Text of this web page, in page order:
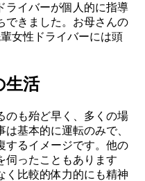
ライバーが個人的に指導
できました。お母さんの
女性ドライバーには頭
生活
のも殆ど早く、多くの場
基本的に運転のみで、
するイメージです。他の
伺ったこともあります
く比較的体力的にも精神